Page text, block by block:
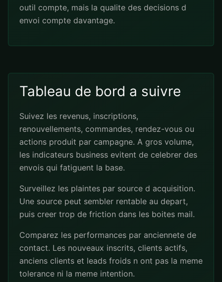
outil compte, mais la qualite des decisions d
envoi compte davantage.
Tableau de bord a suivre
Suivez les revenus, inscriptions,
renouvellements, commandes, rendez-vous ou
actions produit par campagne. A gros volume,
les indicateurs business evitent de celebrer des
envois qui fatiguent la base.
Surveillez les plaintes par source d acquisition.
Une source peut sembler rentable au depart,
puis creer trop de friction dans les boites mail.
Comparez les performances par anciennete de
contact. Les nouveaux inscrits, clients actifs,
anciens clients et leads froids n ont pas la meme
tolerance ni la meme intention.